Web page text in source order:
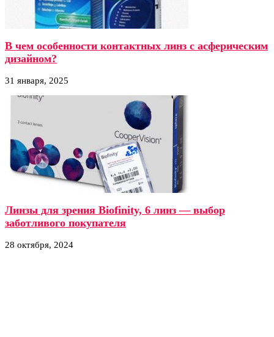
В чем особенности контактных линз с асферическим
дизайном?
31 января, 2025
Линзы для зрения Biofinity, 6 линз — выбор
заботливого покупателя
28 октября, 2024